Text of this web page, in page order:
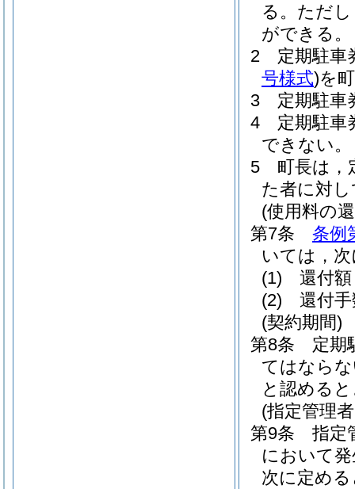
る。 ただ
ができる。
2
定期駐車
号様式)を
3
定期駐車
4
定期駐車
できない。
5
町長は，
た者に対
(使用料の
第7条
条例
いては，
(1)
還付
(2)
還付
(契約期間)
第8条
定期
てはなら
と認める
(指定管理
第9条
指定
において
次に定め